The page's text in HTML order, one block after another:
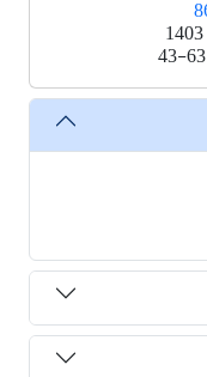
43-63